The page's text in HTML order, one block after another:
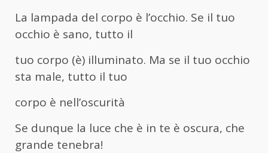
La lampada del corpo è l’occhio. Se il tuo
occhio è sano, tutto il
tuo corpo (è) illuminato. Ma se il tuo occhio
sta male, tutto il tuo
corpo è nell’oscurità
Se dunque la luce che è in te è oscura, che
grande tenebra!